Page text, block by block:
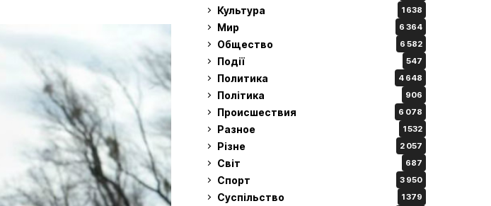
Культура 1 638
Мир 6 364
Общество 6 582
Події 547
Политика 4 648
Політика 906
Происшествия 6 078
Разное 1 532
Різне 2 057
Світ 687
Спорт 3 950
Суспільство 1 379